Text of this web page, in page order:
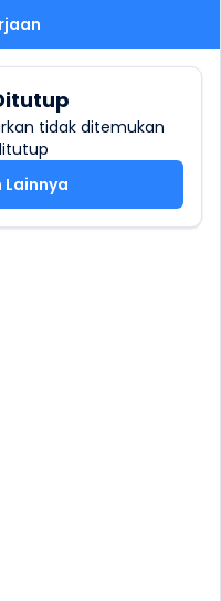
tidak ditemukan
Lainnya